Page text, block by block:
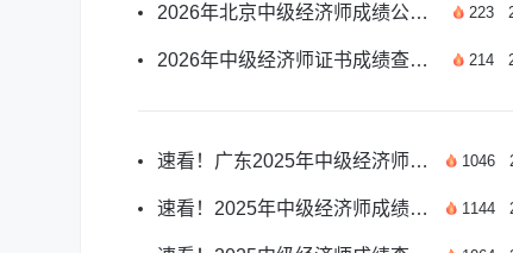
2026年北京中级经济师成绩公布时间何时？ 223
2026年中级经济师证书成绩查询时间确定了吗？ 214
速看！广东2025年中级经济师成绩查询权威指南 1046
速看！2025年中级经济师成绩查询时间定了 1144